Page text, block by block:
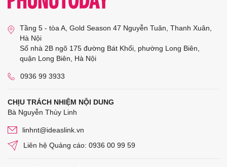
Tầng 5 - tòa A, Gold Season 47 Nguyễn Tuân, Thanh Xuân,
Hà Nội
Số nhà 2B ngõ 175 đường Bát Khối, phường Long Biên,
quận Long Biên, Hà Nội
0936 99 3933
CHỊU TRÁCH NHIỆM NỘI DUNG
Bà Nguyễn Thùy Linh
linhnt@ideaslink.vn
Liên hệ Quảng cáo: 0936 00 99 59